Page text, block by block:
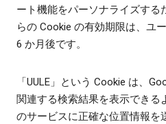
ート機能をパーソナライズする
らの Cookie の有効期限は、ユ
6 か月後です。
「UULE」という Cookie は、
関連する検索結果を表示できる
のサービスに正確な位置情報を